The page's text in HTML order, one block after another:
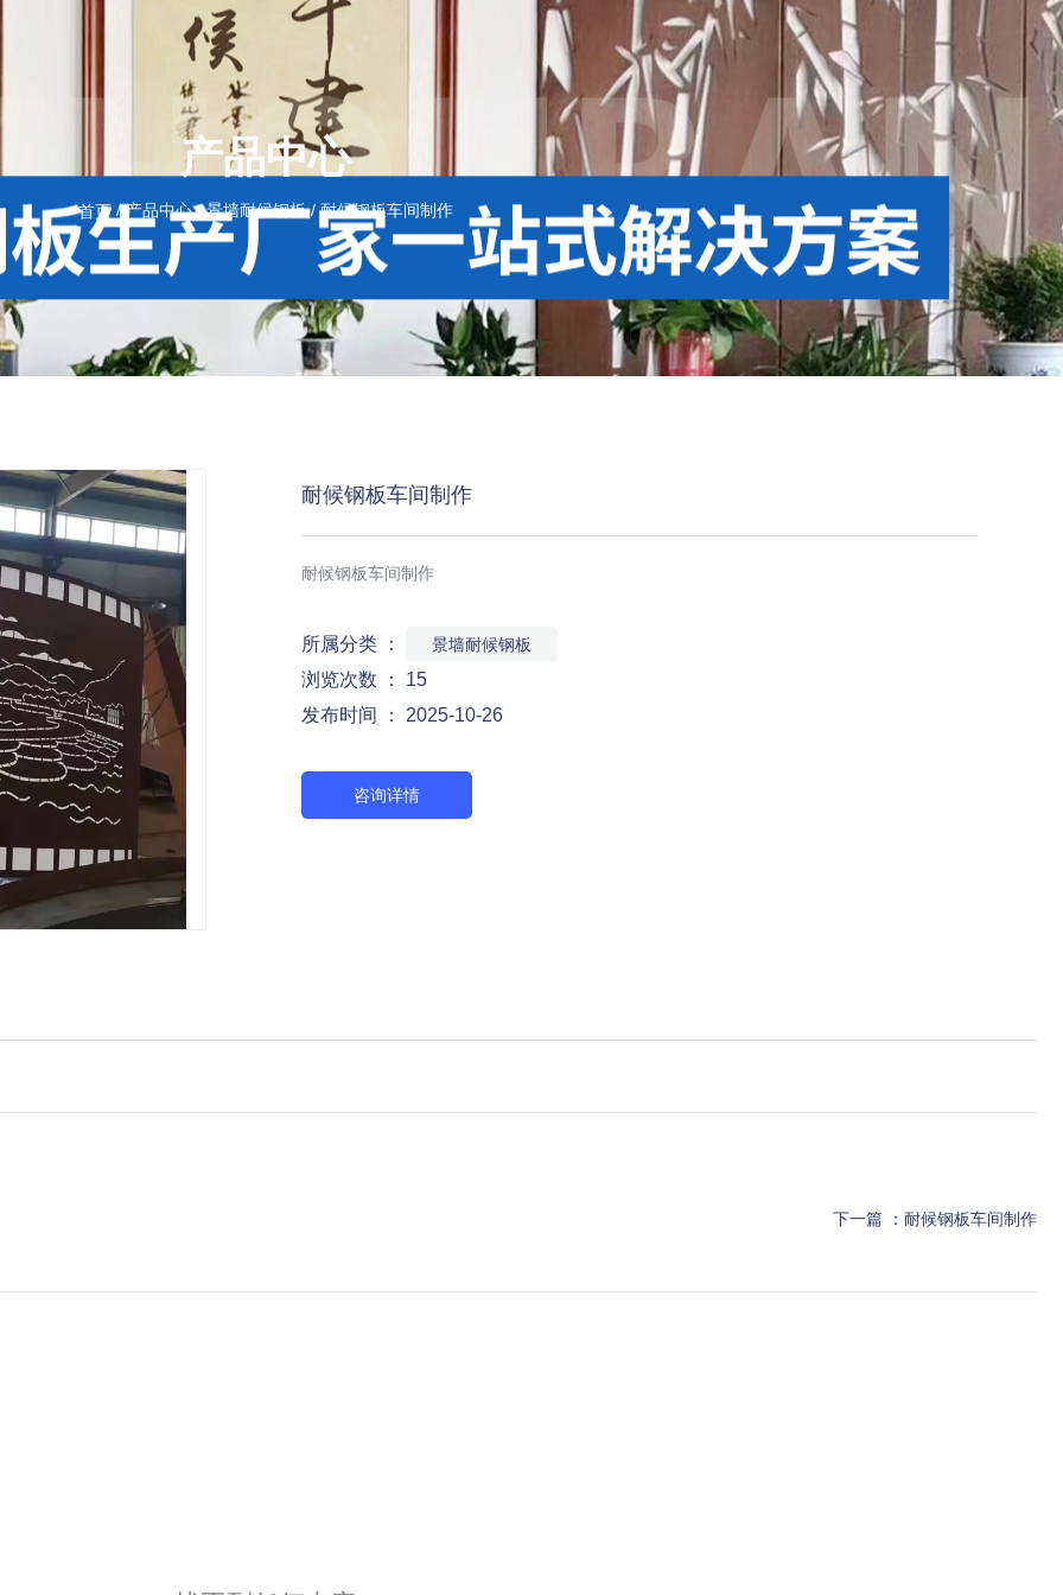
产品中心
首页 /产品中心 /景墙耐候钢板 /耐候钢板车间制作
耐候钢板车间制作
耐候钢板车间制作
所属分类 ： 景墙耐候钢板
浏览次数 ： 15
发布时间 ： 2025-10-26
咨询详情
下一篇 ： 耐候钢板车间制作